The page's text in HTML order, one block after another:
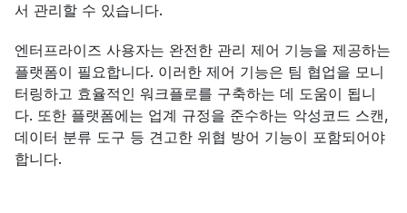
서 관리할 수 있습니다.
엔터프라이즈 사용자는 완전한 관리 제어 기능을 제공하는
플랫폼이 필요합니다. 이러한 제어 기능은 팀 협업을 모니
터링하고 효율적인 워크플로를 구축하는 데 도움이 됩니
다. 또한 플랫폼에는 업계 규정을 준수하는 악성코드 스캔,
데이터 분류 도구 등 견고한 위협 방어 기능이 포함되어야
합니다.